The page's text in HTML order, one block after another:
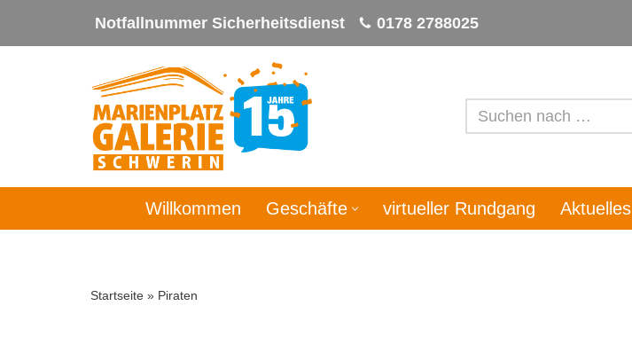
Zum
Notfallnummer Sicherheitsdienst 0178 2788025
Willkommen Geschäfte virtueller Rundgang Aktuelles
Startseite » Piraten